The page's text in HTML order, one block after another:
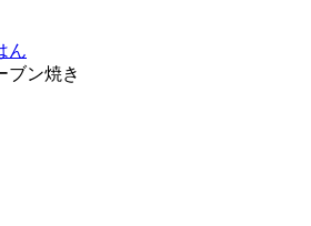
ん
ブン焼き